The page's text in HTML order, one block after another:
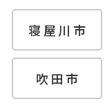
寝屋川市
吹田市